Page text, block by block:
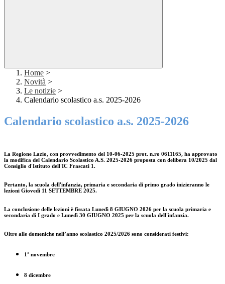
Home >
Novità >
Le notizie >
Calendario scolastico a.s. 2025-2026
Calendario scolastico a.s. 2025-2026
La Regione Lazio, con provvedimento del 10-06-2025 prot. n.ro 0611165, ha approvato
la modifica del Calendario Scolastico A.S. 2025-2026 proposta con delibera 10/2025 dal
Consiglio d'Istituto dell'IC Frascati 1.
Pertanto, la scuola dell'infanzia, primaria e secondaria di primo grado inizieranno le
lezioni Giovedì 11 SETTEMBRE 2025.
La conclusione delle lezioni è fissata Lunedì 8 GIUGNO 2026 per la scuola primaria e
secondaria di I grado e Lunedì 30 GIUGNO 2025 per la scuola dell'infanzia.
Oltre alle domeniche nell’anno scolastico 2025/2026 sono considerati festivi:
1° novembre
8 dicembre